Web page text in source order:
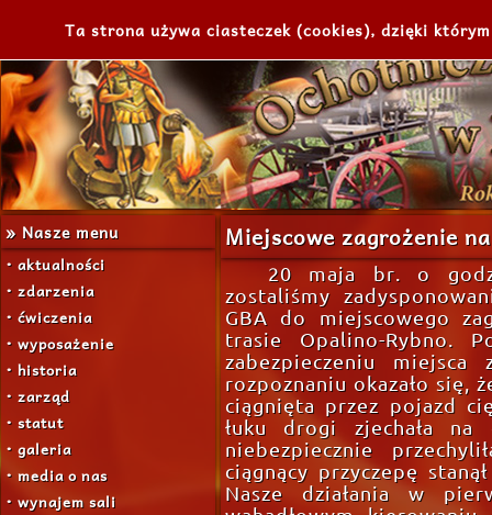
» Nasze menu
• aktualności
• zdarzenia
• ćwiczenia
• wyposażenie
• historia
• zarząd
• statut
• galeria
• media o nas
• wynajem sali
Miejscowe zagrożenie
20 maja br. o
zostaliśmy
GBA do miejscowego
trasie Opalino-Rybno.
zabezpieczeniu miejsca
rozpoznaniu okazało się,
ciągnięta przez pojazd
łuku drogi zjechała
niebezpiecznie
ciągnący przyczepę
Nasze działania w
Ta strona używa ciasteczek (cookies), dzięki